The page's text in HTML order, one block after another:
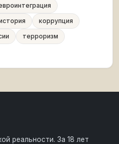
коррупция
терроризм
реальности. За 18 лет